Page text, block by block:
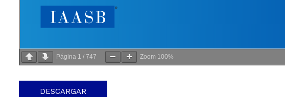
Página 1 / 747 Zoom 100%
DESCARGAR